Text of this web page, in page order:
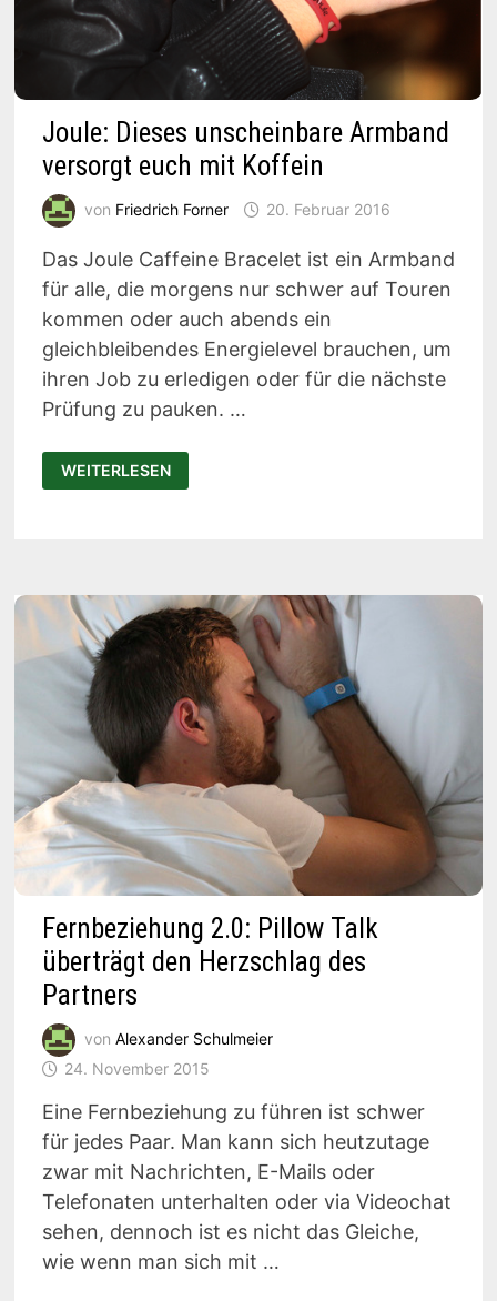
Joule: Dieses unscheinbare Armband
versorgt euch mit Koffein
von Friedrich Forner 20. Februar 2016
Das Joule Caffeine Bracelet ist ein Armband
für alle, die morgens nur schwer auf Touren
kommen oder auch abends ein
gleichbleibendes Energielevel brauchen, um
ihren Job zu erledigen oder für die nächste
Prüfung zu pauken. …
JOULE:
DIESES
UNSCHEINBARE
WEITERLESEN
Fernbeziehung 2.0: Pillow Talk
überträgt den Herzschlag des
Partners
von Alexander Schulmeier
24. November 2015
Eine Fernbeziehung zu führen ist schwer
für jedes Paar. Man kann sich heutzutage
zwar mit Nachrichten, E-Mails oder
Telefonaten unterhalten oder via Videochat
sehen, dennoch ist es nicht das Gleiche,
wie wenn man sich mit …